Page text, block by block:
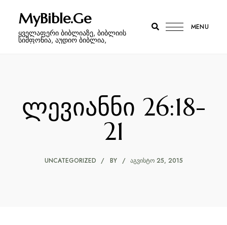
MyBible.Ge
ყველაფერი ბიბლიაზე, ბიბლიის
სიმფონია, აუდიო ბიბლია,
MENU
ლევიანნი 26:18-
21
UNCATEGORIZED BY ᲐᲒᲕᲘᲡᲢᲝ 25, 2015